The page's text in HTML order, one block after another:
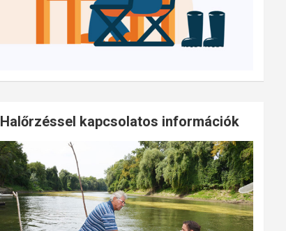
Halőrzéssel kapcsolatos információk